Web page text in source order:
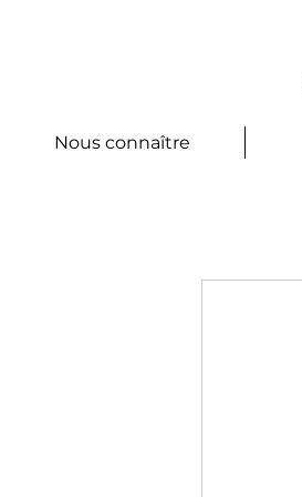
Nous connaître